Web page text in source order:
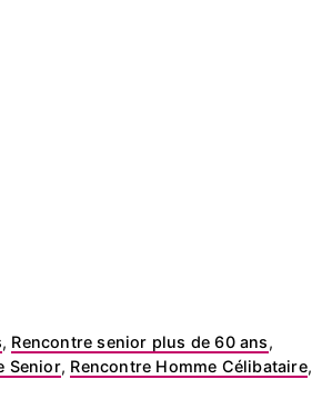
, Rencontre senior plus de 60 ans,
Senior, Rencontre Homme Célibataire,